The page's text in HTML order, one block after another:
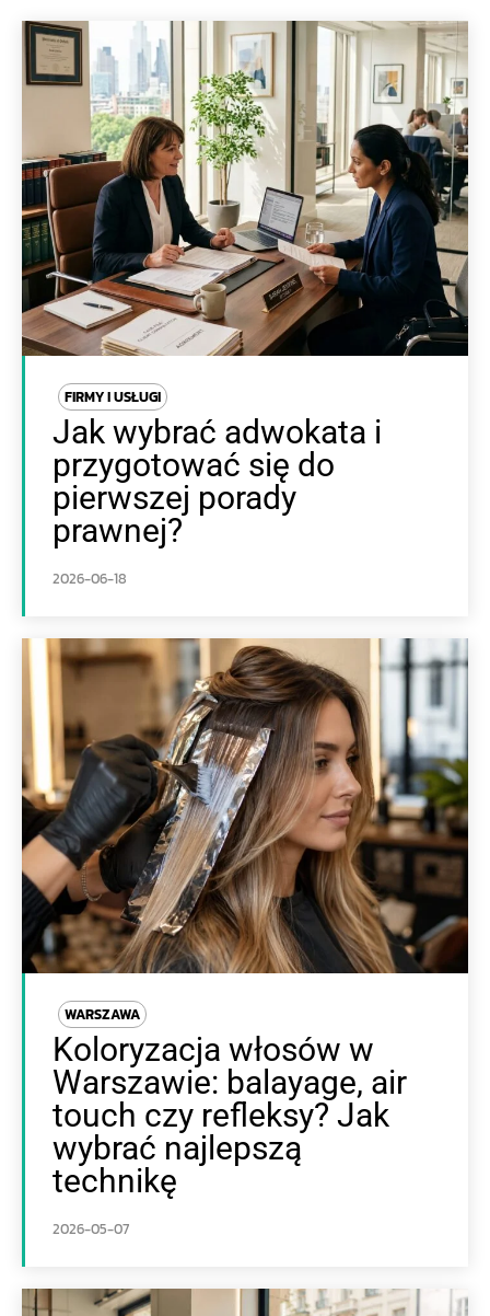
FIRMY I USŁUGI
Jak wybrać adwokata i
przygotować się do
pierwszej porady
prawnej?
2026-06-18
WARSZAWA
Koloryzacja włosów w
Warszawie: balayage, air
touch czy refleksy? Jak
wybrać najlepszą
technikę
2026-05-07